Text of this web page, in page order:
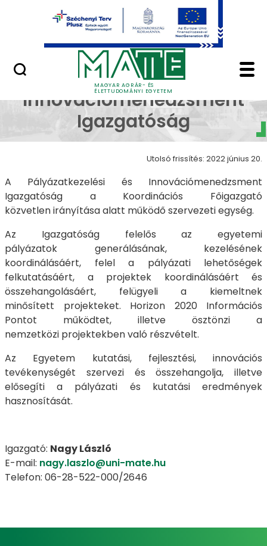
Ugrás a fő tartalomhoz
MAGYAR AGRÁR- ÉS
ÉLETTUDOMÁNYI EGYETEM
Uniós pályázatok
Nemzetközi pályázatok
Pályázatkezelési és
Pályázatkezelési és
Innovációmenedzsment
Igazgatóság
Utolsó frissítés: 2022 június 20.
A Pályázatkezelési és Innovációmenedzsment
Igazgatóság a Koordinációs Főigazgató
közvetlen irányítása alatt működő szervezeti egység.
Az Igazgatóság felelős az egyetemi
pályázatok generálásának, kezelésének
koordinálásáért, felel a pályázati lehetőségek
felkutatásáért, a projektek koordinálásáért és
összehangolásáért, felügyeli a kiemeltnek
minősített projekteket. Horizon 2020 Információs
Pontot működtet, illetve ösztönzi a
nemzetközi projektekben való részvételt.
Az Egyetem kutatási, fejlesztési, innovációs
tevékenységét szervezi és összehangolja, illetve
elősegíti a pályázati és kutatási eredmények
hasznosítását.
Igazgató: Nagy László
E-mail: nagy.laszlo@uni-mate.hu
Telefon: 06-28-522-000/2646